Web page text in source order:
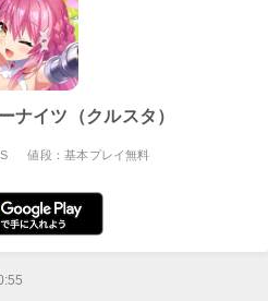
ナイツ（クルスタ）
値段：基本プレイ無料